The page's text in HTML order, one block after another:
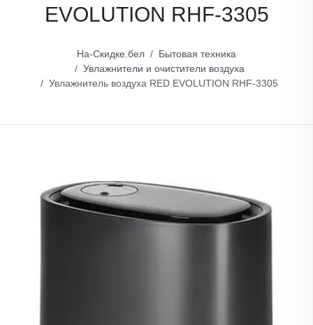
EVOLUTION RHF-3305
На-Скидке.бел
Бытовая техника
Увлажнители и очистители воздуха
Увлажнитель воздуха RED EVOLUTION RHF-3305